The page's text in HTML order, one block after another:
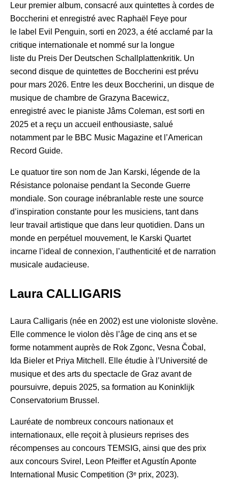
Leur premier album, consacré aux quintettes à cordes de
Boccherini et enregistré avec Raphaël Feye pour
le label Evil Penguin, sorti en 2023, a été acclamé par la
critique internationale et nommé sur la longue
liste du Preis Der Deutschen Schallplattenkritik. Un
second disque de quintettes de Boccherini est prévu
pour mars 2026. Entre les deux Boccherini, un disque de
musique de chambre de Grazyna Bacewicz,
enregistré avec le pianiste Jâms Coleman, est sorti en
2025 et a reçu un accueil enthousiaste, salué
notamment par le BBC Music Magazine et l’American
Record Guide.
Le quatuor tire son nom de Jan Karski, légende de la
Résistance polonaise pendant la Seconde Guerre
mondiale. Son courage inébranlable reste une source
d’inspiration constante pour les musiciens, tant dans
leur travail artistique que dans leur quotidien. Dans un
monde en perpétuel mouvement, le Karski Quartet
incarne l’ideal de connexion, l’authenticité et de narration
musicale audacieuse.
Laura CALLIGARIS
Laura Calligaris (née en 2002) est une violoniste slovène.
Elle commence le violon dès l’âge de cinq ans et se
forme notamment auprès de Rok Zgonc, Vesna Čobal,
Ida Bieler et Priya Mitchell. Elle étudie à l’Université de
musique et des arts du spectacle de Graz avant de
poursuivre, depuis 2025, sa formation au Koninklijk
Conservatorium Brussel.
Lauréate de nombreux concours nationaux et
internationaux, elle reçoit à plusieurs reprises des
récompenses au concours TEMSIG, ainsi que des prix
aux concours Svirel, Leon Pfeiffer et Agustín Aponte
International Music Competition (3ᵉ prix, 2023).